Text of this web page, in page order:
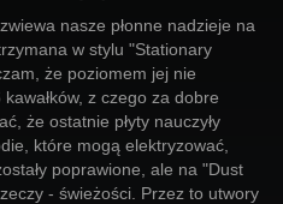
nasze płonne nadzieje na
w stylu "Stationary
że poziomem jej nie
z czego za dobre
że ostatnie płyty nauczyły
które mogą elektryzować,
poprawione, ale na "Dust
- świeżości. Przez to utwory